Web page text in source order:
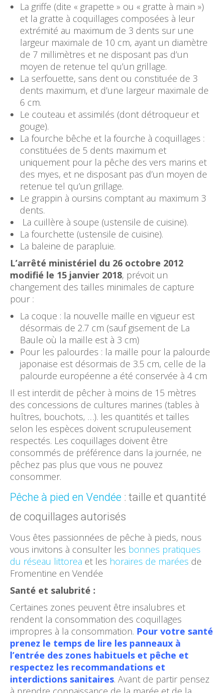
La griffe (dite « grapette » ou « gratte à main »)
et la gratte à coquillages composées à leur
extrémité au maximum de 3 dents sur une
largeur maximale de 10 cm, ayant un diamètre
de 7 millimètres et ne disposant pas d’un
moyen de retenue tel qu’un grillage.
La serfouette, sans dent ou constituée de 3
dents maximum, et d’une largeur maximale de
6 cm.
Le couteau et assimilés (dont détroqueur et
gouge).
La fourche bêche et la fourche à coquillages :
constituées de 5 dents maximum et
uniquement pour la pêche des vers marins et
des myes, et ne disposant pas d’un moyen de
retenue tel qu’un grillage.
Le grappin à oursins comptant au maximum 3
dents.
La cuillère à soupe (ustensile de cuisine).
La fourchette (ustensile de cuisine).
La baleine de parapluie.
L’arrêté ministériel du 26 octobre 2012
modifié le 15 janvier 2018, prévoit un
changement des tailles minimales de capture
pour :
La coque : la nouvelle maille en vigueur est
désormais de 2.7 cm (sauf gisement de La
Baule où la maille est à 3 cm)
Pour les palourdes : la maille pour la palourde
japonaise est désormais de 3.5 cm, celle de la
palourde européenne a été conservée à 4 cm
Il est interdit de pêcher à moins de 15 mètres
des concessions de cultures marines (tables à
huîtres, bouchots, …). les quantités et tailles
selon les espèces doivent scrupuleusement
respectés. Les coquillages doivent être
consommés de préférence dans la journée, ne
pêchez pas plus que vous ne pouvez
consommer.
Pêche à pied en Vendée : taille et quantité
de coquillages autorisés
Vous êtes passionnées de pêche à pieds, nous
vous invitons à consulter les bonnes pratiques
du réseau littorea et les horaires de marées de
Fromentine en Vendée
Santé et salubrité :
Certaines zones peuvent être insalubres et
rendent la consommation des coquillages
impropres à la consommation. Pour votre santé
prenez le temps de lire les panneaux à
l’entrée des zones habituels et pêche et
respectez les recommandations et
interdictions sanitaires. Avant de partir pensez